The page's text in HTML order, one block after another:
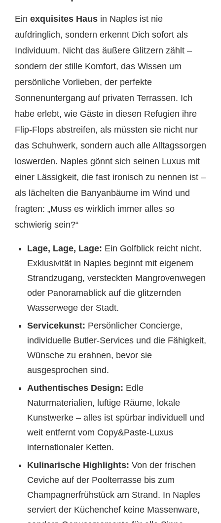
Ein exquisites Haus in Naples ist nie
aufdringlich, sondern erkennt Dich sofort als
Individuum. Nicht das äußere Glitzern zählt –
sondern der stille Komfort, das Wissen um
persönliche Vorlieben, der perfekte
Sonnenuntergang auf privaten Terrassen. Ich
habe erlebt, wie Gäste in diesen Refugien ihre
Flip-Flops abstreifen, als müssten sie nicht nur
das Schuhwerk, sondern auch alle Alltagssorgen
loswerden. Naples gönnt sich seinen Luxus mit
einer Lässigkeit, die fast ironisch zu nennen ist –
als lächelten die Banyanbäume im Wind und
fragten: „Muss es wirklich immer alles so
schwierig sein?“
Lage, Lage, Lage: Ein Golfblick reicht nicht.
Exklusivität in Naples beginnt mit eigenem
Strandzugang, versteckten Mangrovenwegen
oder Panoramablick auf die glitzernden
Wasserwege der Stadt.
Servicekunst: Persönlicher Concierge,
individuelle Butler-Services und die Fähigkeit,
Wünsche zu erahnen, bevor sie
ausgesprochen sind.
Authentisches Design: Edle
Naturmaterialien, luftige Räume, lokale
Kunstwerke – alles ist spürbar individuell und
weit entfernt vom Copy&Paste-Luxus
internationaler Ketten.
Kulinarische Highlights: Von der frischen
Ceviche auf der Poolterrasse bis zum
Champagnerfrühstück am Strand. In Naples
serviert der Küchenchef keine Massenware,